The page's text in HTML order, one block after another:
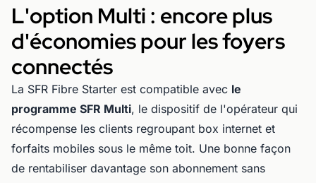
L'option Multi : encore plus
d'économies pour les foyers
connectés
La SFR Fibre Starter est compatible avec le
programme SFR Multi, le dispositif de l'opérateur qui
récompense les clients regroupant box internet et
forfaits mobiles sous le même toit. Une bonne façon
de rentabiliser davantage son abonnement sans